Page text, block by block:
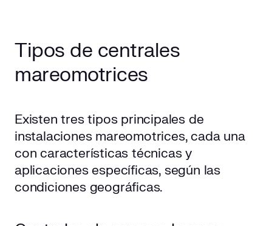
Tipos de centrales
mareomotrices
Existen tres tipos principales de
instalaciones mareomotrices, cada una
con características técnicas y
aplicaciones específicas, según las
condiciones geográficas.